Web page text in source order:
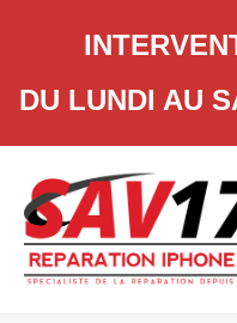
DU LUNDI AU
content